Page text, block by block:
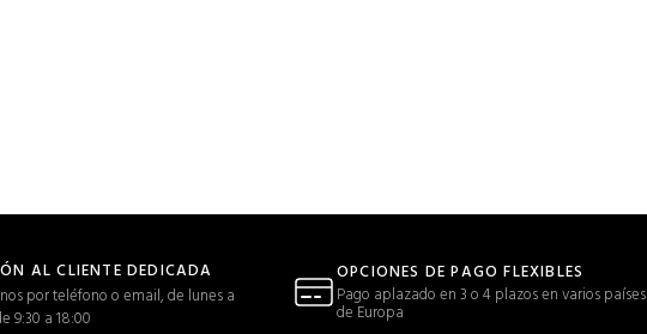
AL CLIENTE DEDICADA
por teléfono o email, de lunes a
9:30 a 18:00
OPCIONES DE PAGO FLEXIBLES
Pago aplazado en 3 o 4 plazos en varios países
de Europa